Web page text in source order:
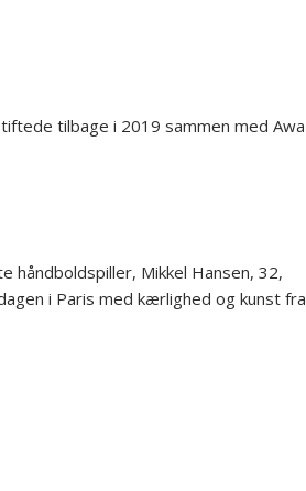
tilbage i 2019 sammen med Awa
håndboldspiller, Mikkel Hansen, 32,
i Paris med kærlighed og kunst fra